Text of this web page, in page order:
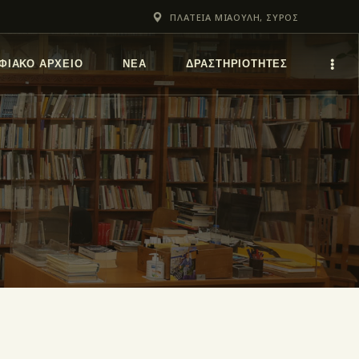
ΠΛΑΤΕΙΑ ΜΙΑΟΥΛΗ, ΣΥΡΟΣ
ΑΡΧΕΊΟ ΝΕΑ ΔΡΑΣΤΗΡΙΟΤΗΤΕΣ